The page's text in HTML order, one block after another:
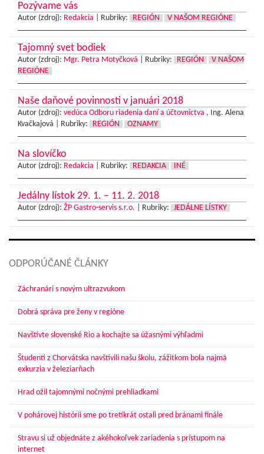
Pozývame vás
Autor (zdroj): Redakcia Rubriky: REGIÓN V NAŠOM REGIÓNE
Tajomný svet bodiek
Autor (zdroj): Mgr. Petra Motyčková Rubriky: REGIÓN
V NAŠOM
REGIÓNE
Naše daňové povinnosti v januári 2018
Autor (zdroj): vedúca Odboru riadenia daní a účtovníctva , Ing. Alena
Kvačkajová |
Rubriky: REGIÓN OZNAMY
Na slovíčko
Autor (zdroj): Redakcia Rubriky: REDAKCIA INÉ
Jedálny lístok 29. 1. – 11. 2. 2018
Autor (zdroj): ŽP Gastro-servis s.r.o. Rubriky: JEDÁLNE LÍSTKY
ODPORÚČANÉ ČLÁNKY
Záchranári s novým ultrazvukom
Dobrá správa pre ženy v regióne
Navštívte slovenské Rio a kochajte sa úžasnými výhľadmi
Študenti z Chorvátska navštívili našu školu, zážitkom bola najmä
exkurzia v železiarňach
Hrad ožil tajomnými nočnými prehliadkami
V pohárovej histórii sme po tretíkrát ostali pred bránami finále
Stravu si už objednáte z akéhokoľvek zariadenia s prístupom na
internet